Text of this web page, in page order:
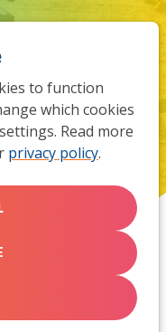
to function
which cookies
Read more
privacy policy.
2
wereld